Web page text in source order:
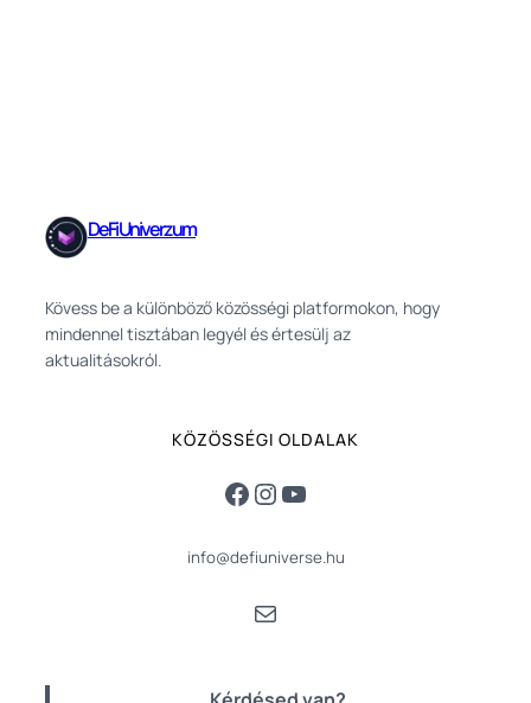
DeFi Univerzum
Kövess be a különböző közösségi platformokon, hogy
mindennel tisztában legyél és értesülj az
aktualitásokról.
KÖZÖSSÉGI OLDALAK
Facebook Instagram YouTube
info@defiuniverse.hu
Mail